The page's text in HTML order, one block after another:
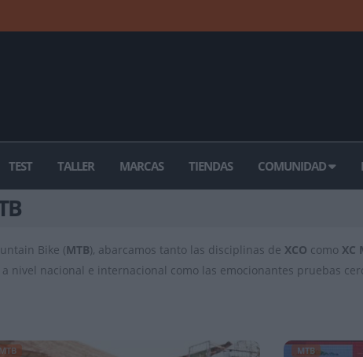
TEST TALLER MARCAS TIENDAS COMUNIDAD
Bike (MTB), abarcamos tanto las disciplinas de XCO como XC
nacional e internacional como las emocionantes pruebas
MTB MTB